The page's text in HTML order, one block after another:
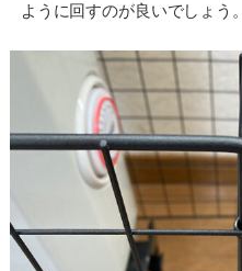
ように回すのが良いでしょう。